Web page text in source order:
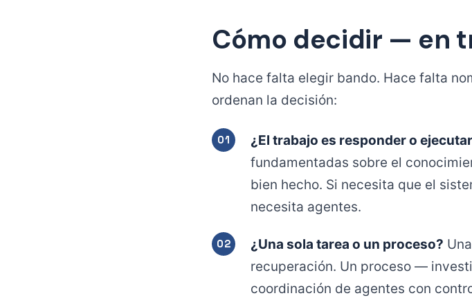
Cómo decidir — en
No hace falta elegir bando. Hace falta
ordenan la decisión:
¿El trabajo es responder o
fundamentadas sobre el
bien hecho. Si necesita que el
necesita agentes.
¿Una sola tarea o un proceso?
recuperación. Un proceso —
coordinación de agentes con